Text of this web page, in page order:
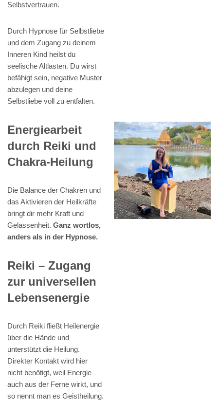
Selbstvertrauen.
Durch Hypnose für Selbstliebe
und dem Zugang zu deinem
Inneren Kind heilst du
seelische Altlasten. Du wirst
befähigt sein, negative Muster
abzulegen und deine
Selbstliebe voll zu entfalten.
Energiearbeit
durch Reiki und
Chakra-Heilung
Die Balance der Chakren und
das Aktivieren der Heilkräfte
bringt dir mehr Kraft und
Gelassenheit. Ganz wortlos,
anders als in der Hypnose.
Reiki – Zugang
zur universellen
Lebensenergie
Durch Reiki fließt Heilenergie
über die Hände und
unterstützt die Heilung.
Direkter Kontakt wird hier
nicht benötigt, weil Energie
auch aus der Ferne wirkt, und
so nennt man es Geistheilung.